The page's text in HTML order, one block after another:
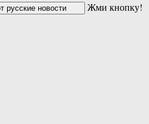
Жми кнопку!